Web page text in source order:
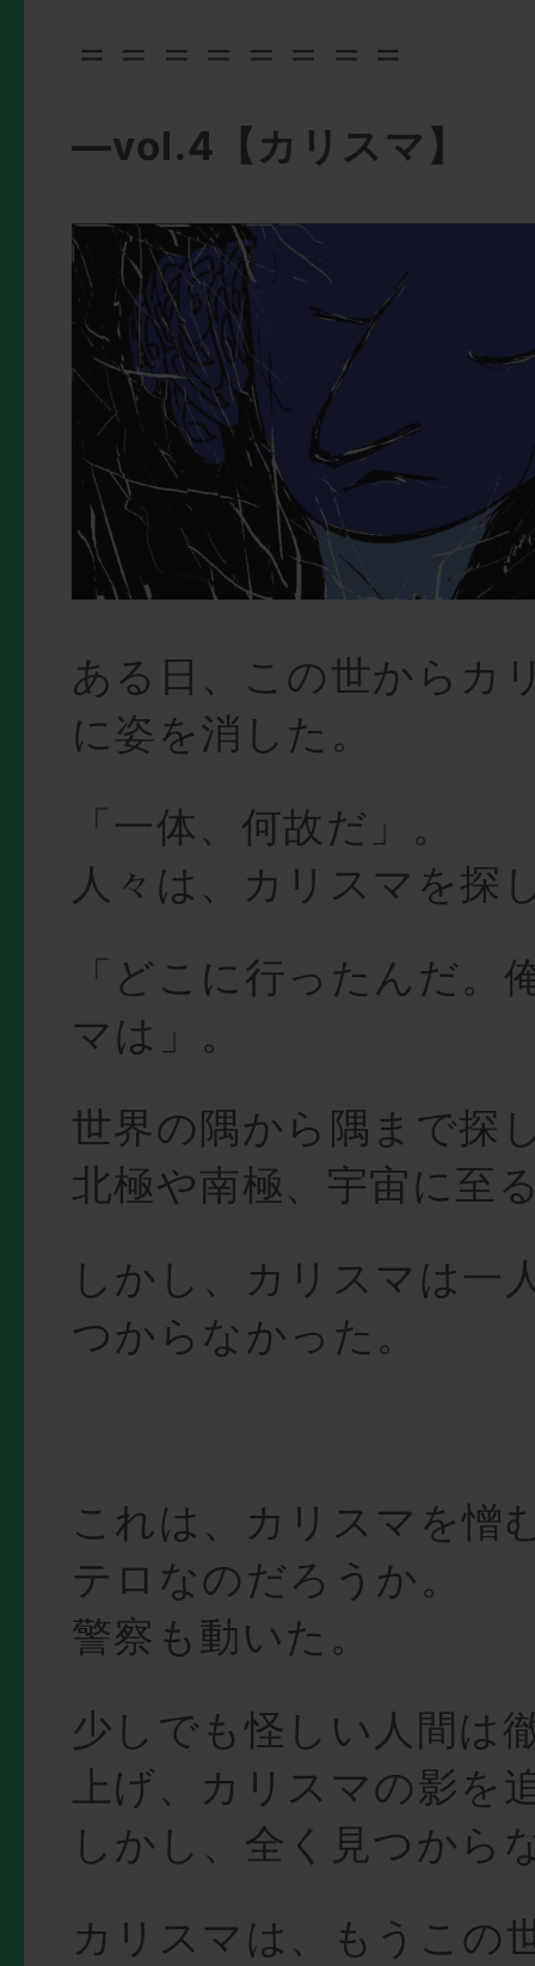
＝＝＝＝＝＝＝＝
—vol.4【カリスマ】
ある日、この世からカ
に姿を消した。
「一体、何故だ」。
人々は、カリスマを探
「どこに行ったんだ。
マは」。
世界の隅から隅まで探
北極や南極、宇宙に至
しかし、カリスマは一
つからなかった。
これは、カリスマを憎
テロなのだろうか。
警察も動いた。
少しでも怪しい人間は
上げ、カリスマの影を
しかし、全く見つから
カリスマは、もうこの